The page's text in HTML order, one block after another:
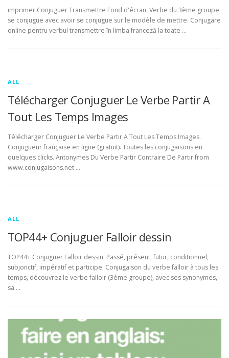
imprimer Conjuguer Transmettre Fond d'écran. Verbe du 3ème groupe
se conjugue avec avoir se conjugue sur le modèle de mettre. Conjugare
online pentru verbul transmettre în limba franceză la toate …
ALL
Télécharger Conjuguer Le Verbe Partir A
Tout Les Temps Images
Télécharger Conjuguer Le Verbe Partir A Tout Les Temps Images.
Conjugueur française en ligne (gratuit). Toutes les conjugaisons en
quelques clicks. Antonymes Du Verbe Partir Contraire De Partir from
www.conjugaisons.net …
ALL
TOP44+ Conjuguer Falloir dessin
TOP44+ Conjuguer Falloir dessin. Passé, présent, futur, conditionnel,
subjonctif, impératif et participe. Conjugaison du verbe falloir à tous les
temps, découvrez le verbe falloir (3ème groupe), avec ses synonymes,
sa …